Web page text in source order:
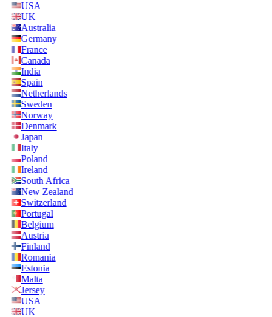
USA
UK
Australia
Germany
France
Canada
India
Spain
Netherlands
Sweden
Norway
Denmark
Japan
Italy
Poland
Ireland
South Africa
New Zealand
Switzerland
Portugal
Belgium
Austria
Finland
Romania
Estonia
Malta
Jersey
USA
UK